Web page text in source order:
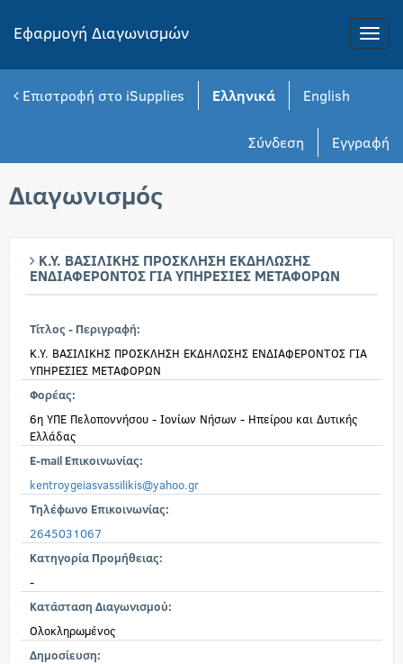
Toggle
Εφαρμογή Διαγωνισμών
Επιστροφή στο iSupplies Ελληνικά English
Εγγραφή
Σύνδεση
Διαγωνισμός
Κ.Υ. ΒΑΣΙΛΙΚΗΣ ΠΡΟΣΚΛΗΣΗ ΕΚΔΗΛΩΣΗΣ
ΕΝΔΙΑΦΕΡΟΝΤΟΣ ΓΙΑ ΥΠΗΡΕΣΙΕΣ ΜΕΤΑΦΟΡΩΝ
Τίτλος - Περιγραφή:
Κ.Υ. ΒΑΣΙΛΙΚΗΣ ΠΡΟΣΚΛΗΣΗ ΕΚΔΗΛΩΣΗΣ ΕΝΔΙΑΦΕΡΟΝΤΟΣ ΓΙΑ
ΥΠΗΡΕΣΙΕΣ ΜΕΤΑΦΟΡΩΝ
Φορέας:
6η ΥΠΕ Πελοποννήσου - Ιονίων Νήσων - Ηπείρου και Δυτικής
Ελλάδας
E-mail Επικοινωνίας:
kentroygeiasvassilikis@yahoo.gr
Τηλέφωνο Επικοινωνίας:
2645031067
Κατηγορία Προμήθειας:
-
Κατάσταση Διαγωνισμού:
Ολοκληρωμένος
Δημοσίευση: